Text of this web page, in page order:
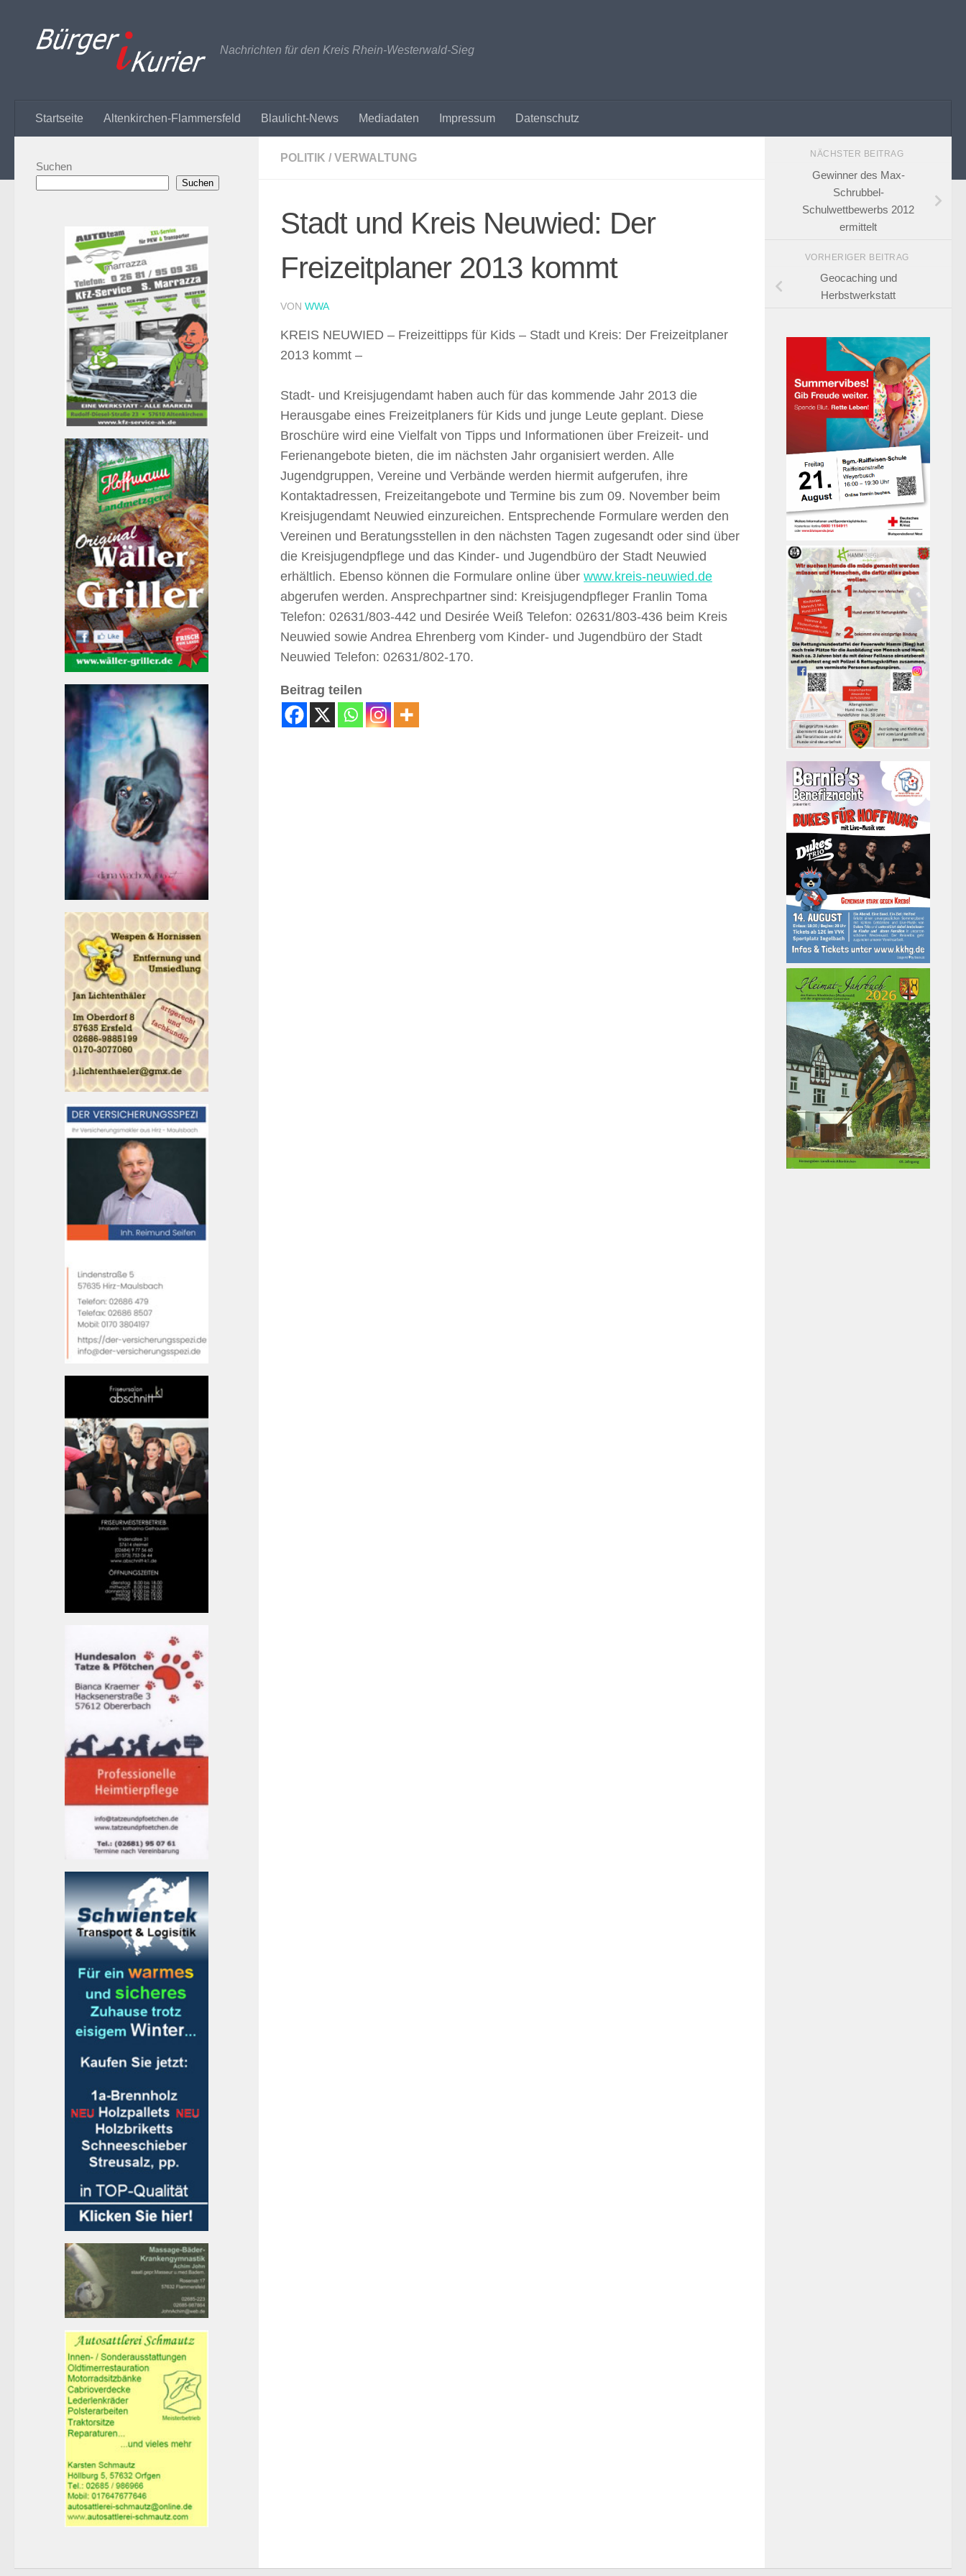
Nachrichten für den Kreis Rhein-Westerwald-Sieg
Startseite Altenkirchen-Flammersfeld Blaulicht-News Mediadaten Impressum Datenschutz
POLITIK / VERWALTUNG
Stadt und Kreis Neuwied: Der
Freizeitplaner 2013 kommt
VON WWA
KREIS NEUWIED – Freizeittipps für Kids – Stadt und Kreis: Der Freizeitplaner
2013 kommt –
Stadt- und Kreisjugendamt haben auch für das kommende Jahr 2013 die
Herausgabe eines Freizeitplaners für Kids und junge Leute geplant. Diese
Broschüre wird eine Vielfalt von Tipps und Informationen über Freizeit- und
Ferienangebote bieten, die im nächsten Jahr organisiert werden. Alle
Jugendgruppen, Vereine und Verbände werden hiermit aufgerufen, ihre
Kontaktadressen, Freizeitangebote und Termine bis zum 09. November beim
Kreisjugendamt Neuwied einzureichen. Entsprechende Formulare werden den
Vereinen und Beratungsstellen in den nächsten Tagen zugesandt oder sind über
die Kreisjugendpflege und das Kinder- und Jugendbüro der Stadt Neuwied
erhältlich. Ebenso können die Formulare online über www.kreis-neuwied.de
abgerufen werden. Ansprechpartner sind: Kreisjugendpfleger Franlin Toma
Telefon: 02631/803-442 und Desirée Weiß Telefon: 02631/803-436 beim Kreis
Neuwied sowie Andrea Ehrenberg vom Kinder- und Jugendbüro der Stadt
Neuwied Telefon: 02631/802-170.
Beitrag teilen
Suchen
Suchen
NÄCHSTER BEITRAG
Gewinner des Max-
Schrubbel-
Schulwettbewerbs 2012
ermittelt
VORHERIGER BEITRAG
Geocaching und
Herbstwerkstatt